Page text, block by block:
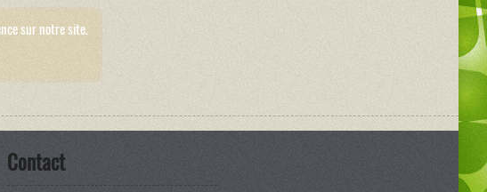
sur notre site.
Contact